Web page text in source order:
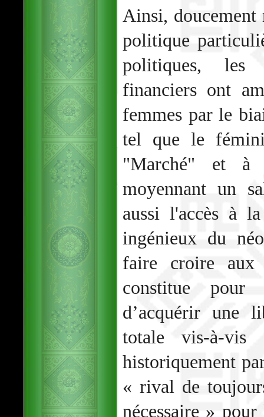
Ainsi, doucement
politique
politiques, les
financiers ont
femmes par le
tel que le
"Marché" et à
moyennant un
aussi l'accès à
ingénieux du
faire croire
constitue
d’acquérir une
totale vis-à-vis
historiquement
« rival de
nécessaire »